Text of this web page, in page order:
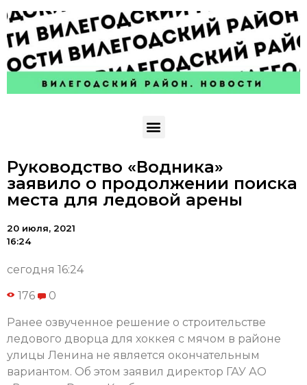
Руководство «Водника»
заявило о продолжении поиска
места для ледовой арены
20 июля, 2021
16:24
сегодня 16:24
176 0
Ранее озвученное решение о строительстве
ледового дворца для хоккея с мячом в районе
улицы Ленина не является окончательным
вариантом. Об этом заявил директор ГАУ АО